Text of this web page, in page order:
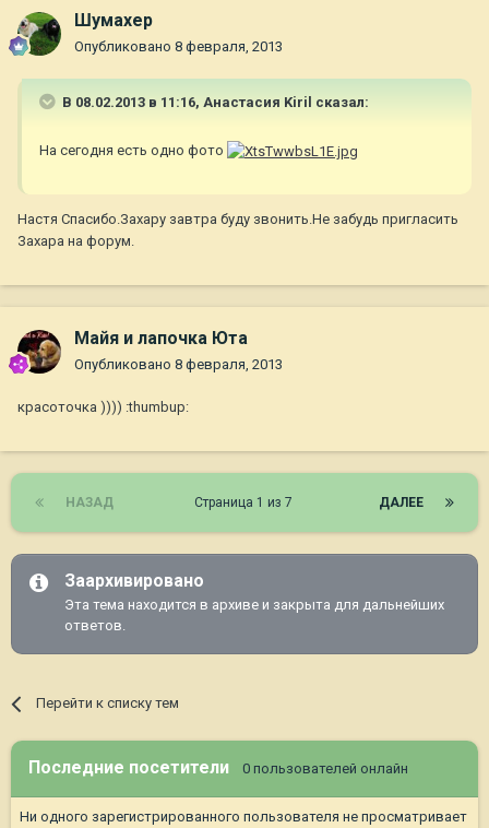
Шумахер
Опубликовано 8 февраля, 2013
В 08.02.2013 в 11:16, Анастасия Kiril сказал:
На сегодня есть одно фото
Настя Спасибо.Захару завтра буду звонить.Не забудь пригласить
Захара на форум.
Майя и лапочка Юта
Опубликовано 8 февраля, 2013
красоточка )))) :thumbup:
НАЗАД ДАЛЕЕ
Страница 1 из 7
Заархивировано
Эта тема находится в архиве и закрыта для дальнейших
ответов.
Перейти к списку тем
Последние посетители 0 пользователей онлайн
Ни одного зарегистрированного пользователя не просматривает